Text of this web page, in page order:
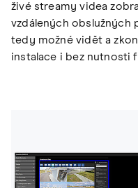
živé streamy videa
vzdálených obslužných
tedy možné vidět a
instalace i bez nutnosti